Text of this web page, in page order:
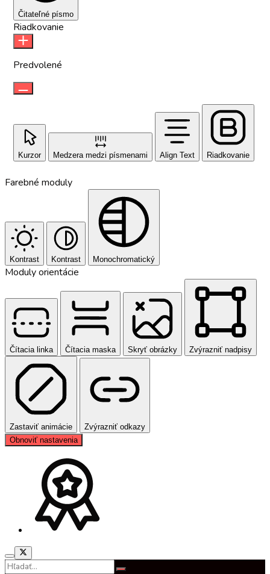
Čitateľné písmo
Riadkovanie
Predvolené
Kurzor Medzera medzi písmenami Align Text Riadkovanie
Farebné moduly
Kontrast Kontrast Monochromatický
Moduly orientácie
Čítacia linka Čítacia maska Skryť obrázky Zvýrazniť nadpisy
Zastaviť animácie
Zvýrazniť odkazy
Obnoviť nastavenia